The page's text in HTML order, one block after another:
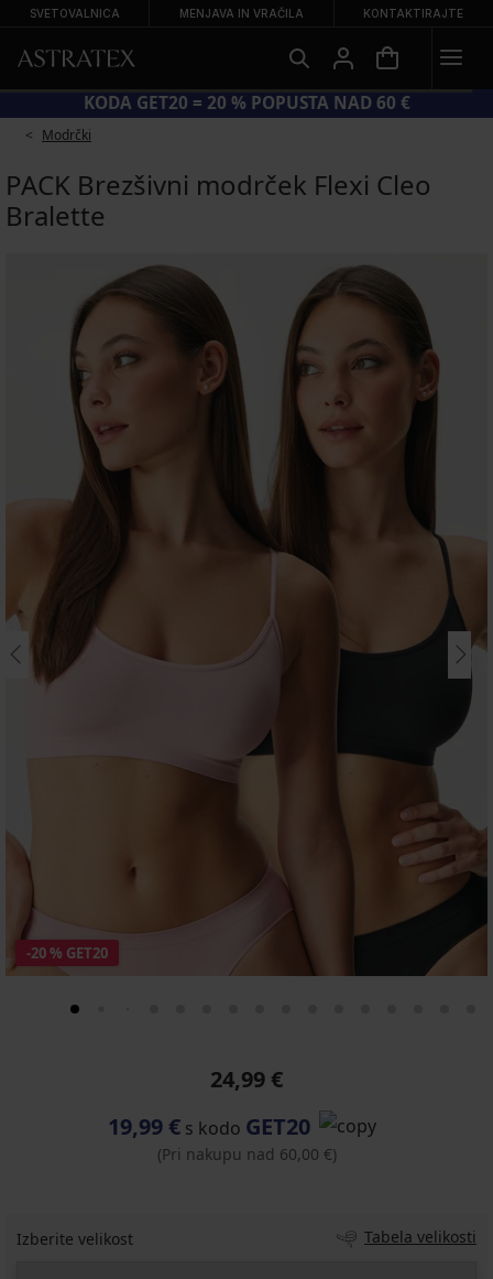
SVETOVALNICA MENJAVA IN VRAČILA KONTAKTIRAJTE
VELIKA POLETNA RAZPRODAJA DO −70 %
Modrčki
PACK Brezšivni modrček Flexi Cleo
Bralette
-20 % GET20
24,99 €
19,99 € s kodo GET20
(Pri nakupu nad 60,00 €)
Izberite velikost Tabela velikosti